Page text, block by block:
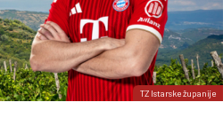
TZ Istarske županije